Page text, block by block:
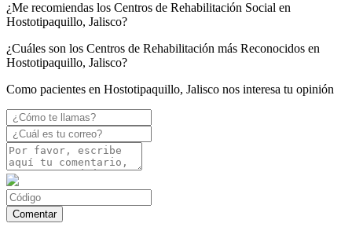
¿Me recomiendas los Centros de Rehabilitación Social en
Hostotipaquillo, Jalisco?
¿Cuáles son los Centros de Rehabilitación más Reconocidos en
Hostotipaquillo, Jalisco?
Como pacientes en Hostotipaquillo, Jalisco nos interesa tu opinión